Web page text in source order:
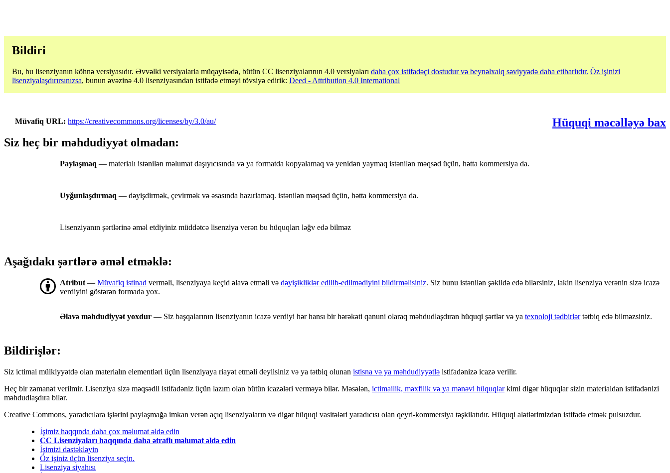
Bildiri
Bu, bu lisenziyanın köhnə versiyasıdır. Əvvəlki versiyalarla müqayisədə, bütün CC lisenziyalarının 4.0 versiyaları daha çox istifadəçi dostudur və beynəlxalq səviyyədə daha etibarlıdır. Öz işinizi
lisenziyalaşdırırsınızsa, bunun əvəzinə 4.0 lisenziyasından istifadə etməyi tövsiyə edirik: Deed - Attribution 4.0 International
Müvafiq URL https://creativecommons.org/licenses/by/3.0/au/
Hüquqi məcəlləyə bax
Siz heç bir məhdudiyyət olmadan:
Paylaşmaq — materialı istənilən məlumat daşıyıcısında və ya formatda kopyalamaq və yenidən yaymaq istənilən məqsəd üçün, hətta kommersiya da.
Uyğunlaşdırmaq — dəyişdirmək, çevirmək və əsasında hazırlamaq. istənilən məqsəd üçün, hətta kommersiya da.
Lisenziyanın şərtlərinə əməl etdiyiniz müddətcə lisenziya verən bu hüquqları ləğv edə bilməz
Aşağıdakı şərtlərə əməl etməklə:
Atribut — Müvafiq istinad verməli, lisenziyaya keçid əlavə etməli və dəyişikliklər edilib-edilmədiyini bildirməlisiniz. Siz bunu istənilən şəkildə edə bilərsiniz, lakin lisenziya verənin sizə icazə
verdiyini göstərən formada yox.
Əlavə məhdudiyyət yoxdur — Siz başqalarının lisenziyanın icazə verdiyi hər hansı bir hərəkəti qanuni olaraq məhdudlaşdıran hüquqi şərtlər və ya texnoloji tədbirlərtətbiq edə bilməzsiniz.
Bildirişlər:
Siz ictimai mülkiyyətdə olan materialın elementləri üçün lisenziyaya riayət etməli deyilsiniz və ya tətbiq olunan istisna və ya məhdudiyyətlə istifadənizə icazə verilir.
Heç bir zəmanət verilmir. Lisenziya sizə məqsədli istifadəniz üçün lazım olan bütün icazələri verməyə bilər. Məsələn, ictimailik, məxfilik və ya mənəvi hüquqlarkimi digər hüquqlar sizin materialdan istifadənizi
məhdudlaşdıra bilər.
Creative Commons, yaradıcılara işlərini paylaşmağa imkan verən açıq lisenziyaların və digər hüquqi vasitələri yaradıcısı olan qeyri-kommersiya təşkilatıdır. Hüquqi alətlərimizdən istifadə etmək pulsuzdur.
İşimiz haqqında daha çox məlumat əldə edin
CC Lisenziyaları haqqında daha ətraflı məlumat əldə edin
İşimizi dəstəkləyin
Öz işiniz üçün lisenziya seçin.
Lisenziya siyahısı